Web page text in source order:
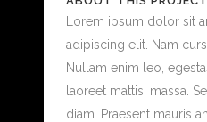
Lorem ipsum dolor sit
adipiscing elit. Nam
Nullam enim leo,
laoreet mattis, massa.
diam. Praesent mauris